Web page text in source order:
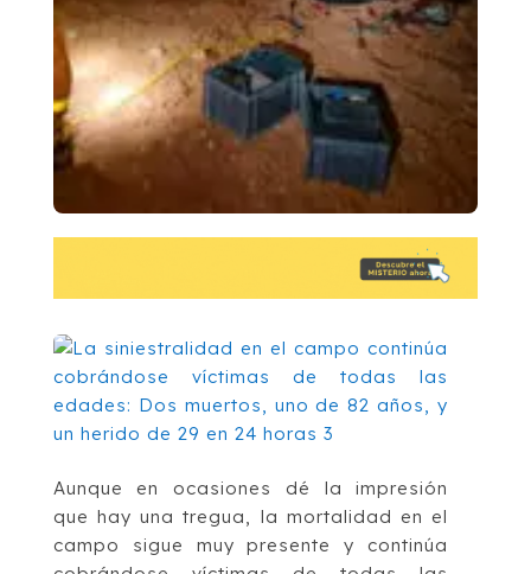
Aunque en ocasiones dé la impresión
que hay una tregua, la mortalidad en el
campo sigue muy presente y continúa